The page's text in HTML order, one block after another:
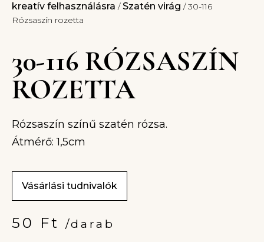
kreatív felhasználásra /Szatén virág / 30-116
Rózsaszín rozetta
30-116 RÓZSASZÍN
ROZETTA
Rózsaszín színű szatén rózsa.
Átmérő: 1,5cm
Vásárlási tudnivalók
50 Ft /darab